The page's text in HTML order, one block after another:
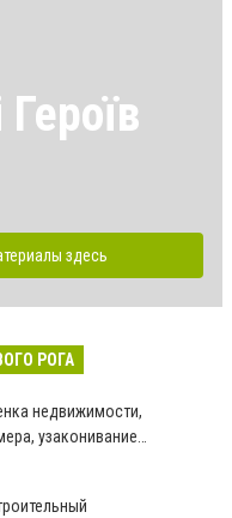
здесь
РОГА
недвижимости,
узаконивание